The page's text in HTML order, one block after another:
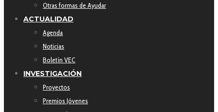
Otras formas de Ayudar
ACTUALIDAD
Agenda
Noticias
Boletín VEC
INVESTIGACIÓN
Proyectos
Premios Jóvenes